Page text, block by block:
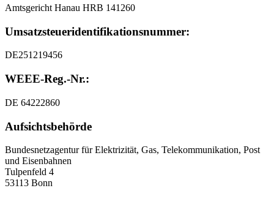
Amtsgericht Hanau HRB 141260
Umsatzsteuer­identifikationsnummer:
DE251219456
WEEE-Reg.-Nr.:
DE 64222860
Aufsichtsbehörde
Bundesnetzagentur für Elektrizität, Gas, Telekommunikation, Post
und Eisenbahnen
Tulpenfeld 4
53113 Bonn